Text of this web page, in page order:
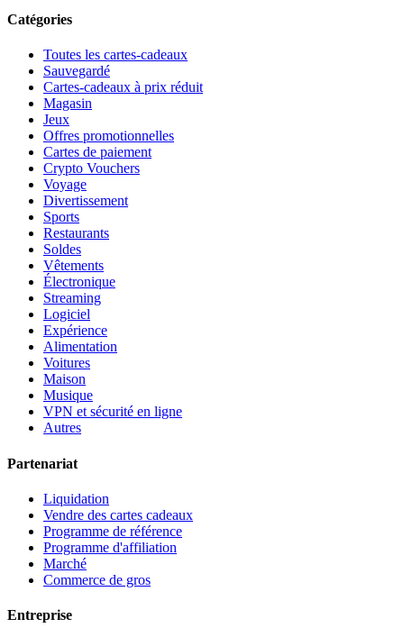
Catégories
Toutes les cartes-cadeaux
Sauvegardé
Cartes-cadeaux à prix réduit
Magasin
Jeux
Offres promotionnelles
Cartes de paiement
Crypto Vouchers
Voyage
Divertissement
Sports
Restaurants
Soldes
Vêtements
Électronique
Streaming
Logiciel
Expérience
Alimentation
Voitures
Maison
Musique
VPN et sécurité en ligne
Autres
Partenariat
Liquidation
Vendre des cartes cadeaux
Programme de référence
Programme d'affiliation
Marché
Commerce de gros
Entreprise